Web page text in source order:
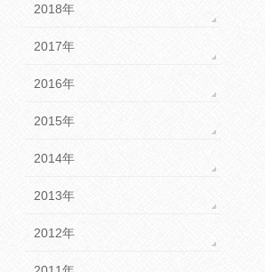
2018年
2017年
2016年
2015年
2014年
2013年
2012年